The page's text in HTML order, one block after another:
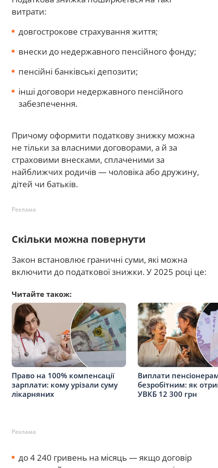
витрати:
довгострокове страхування життя;
внески до недержавного пенсійного фонду;
пенсійні банківські депозити;
інші договори недержавного пенсійного
забезпечення.
Причому оформити податкову знижку можна
не тільки за власними договорами, а й за
страховими внесками, сплаченими за
найближчих родичів — чоловіка або дружину,
дітей чи батьків.
Реклама
Скільки можна повернути
Закон встановлює граничні суми, які можна
включити до податкової знижки. У 2025 році це:
Читайте також:
Право на 100% компенсації
зарплати: кому урізали суму
лікарняних
Виплати
безробітним: як
УВКБ 12 300 грн
Реклама
до 4 240 гривень на місяць — якщо договір